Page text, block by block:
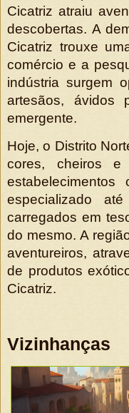
Cicatriz atraiu
descobertas. A
Cicatriz trouxe
comércio e a
indústria surgem
artesãos, ávidos
emergente.
Hoje, o Distrito
cores, cheiros e
especializado
carregados em
do mesmo. A
aventureiros,
de produtos
Cicatriz.
Vizinhanças